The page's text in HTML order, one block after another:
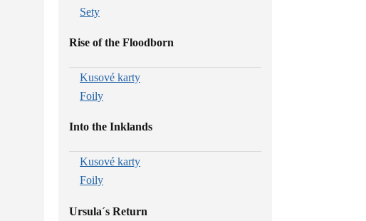
Sety
Rise of the Floodborn
Kusové karty
Foily
Into the Inklands
Kusové karty
Foily
Ursula´s Return